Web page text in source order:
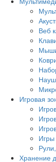
Веб
Игровая
Игры
Хранение